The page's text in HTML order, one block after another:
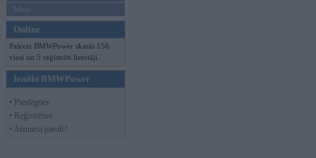
Moto
Online
Pašreiz BMWPower skatās 156
viesi un 5 reģistrēti lietotāji.
Ienākt BMWPower
• Pieslēgties
• Reģistrēties
• Aizmirsi paroli?